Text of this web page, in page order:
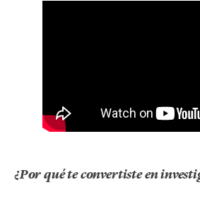
¿Por qué te convertiste en